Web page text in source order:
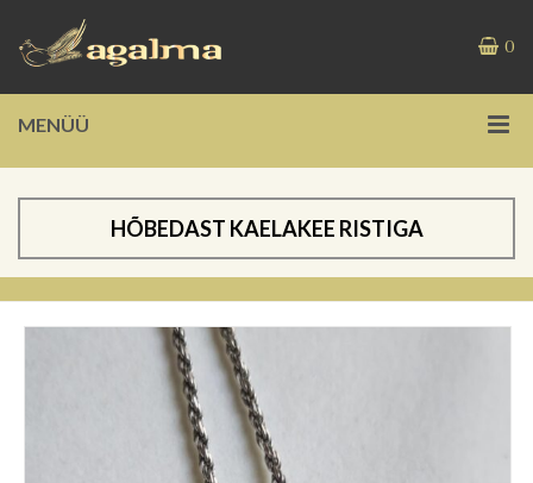
0
MENÜÜ
HÕBEDAST KAELAKEE RISTIGA